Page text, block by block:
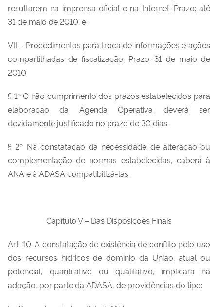
resultarem na imprensa oficial e na Internet. Prazo: até
31 de maio de 2010; e
VIII– Procedimentos para troca de informações e ações
compartilhadas de fiscalização. Prazo: 31 de maio de
2010.
§ 1º O não cumprimento dos prazos estabelecidos para
elaboração da Agenda Operativa deverá ser
devidamente justificado no prazo de 30 dias.
§ 2º Na constatação da necessidade de alteração ou
complementação de normas estabelecidas, caberá à
ANA e à ADASA compatibilizá-las.
Capítulo V – Das Disposições Finais
Art. 10. A constatação de existência de conflito pelo uso
dos recursos hídricos de domínio da União, atual ou
potencial, quantitativo ou qualitativo, implicará na
adoção, por parte da ADASA, de providências do tipo: